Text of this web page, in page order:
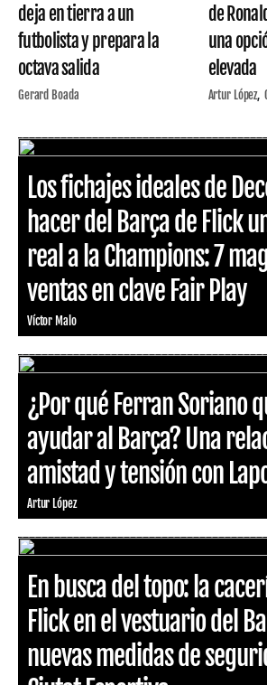
deja en tierra a un
futbolista y prepara la
octava salida
Gerard Boada
de
una
elevada
Artur López
Los fichajes ideales de
hacer del Barça de Flick
real a la Champions: 7
ventas en clave Fair Play
Víctor Malo
¿Por qué Ferran Soriano
ayudar al Barça? Una
amistad y tensión con
Artur López
En busca del topo: la
Flick en el vestuario del
nuevas medidas de